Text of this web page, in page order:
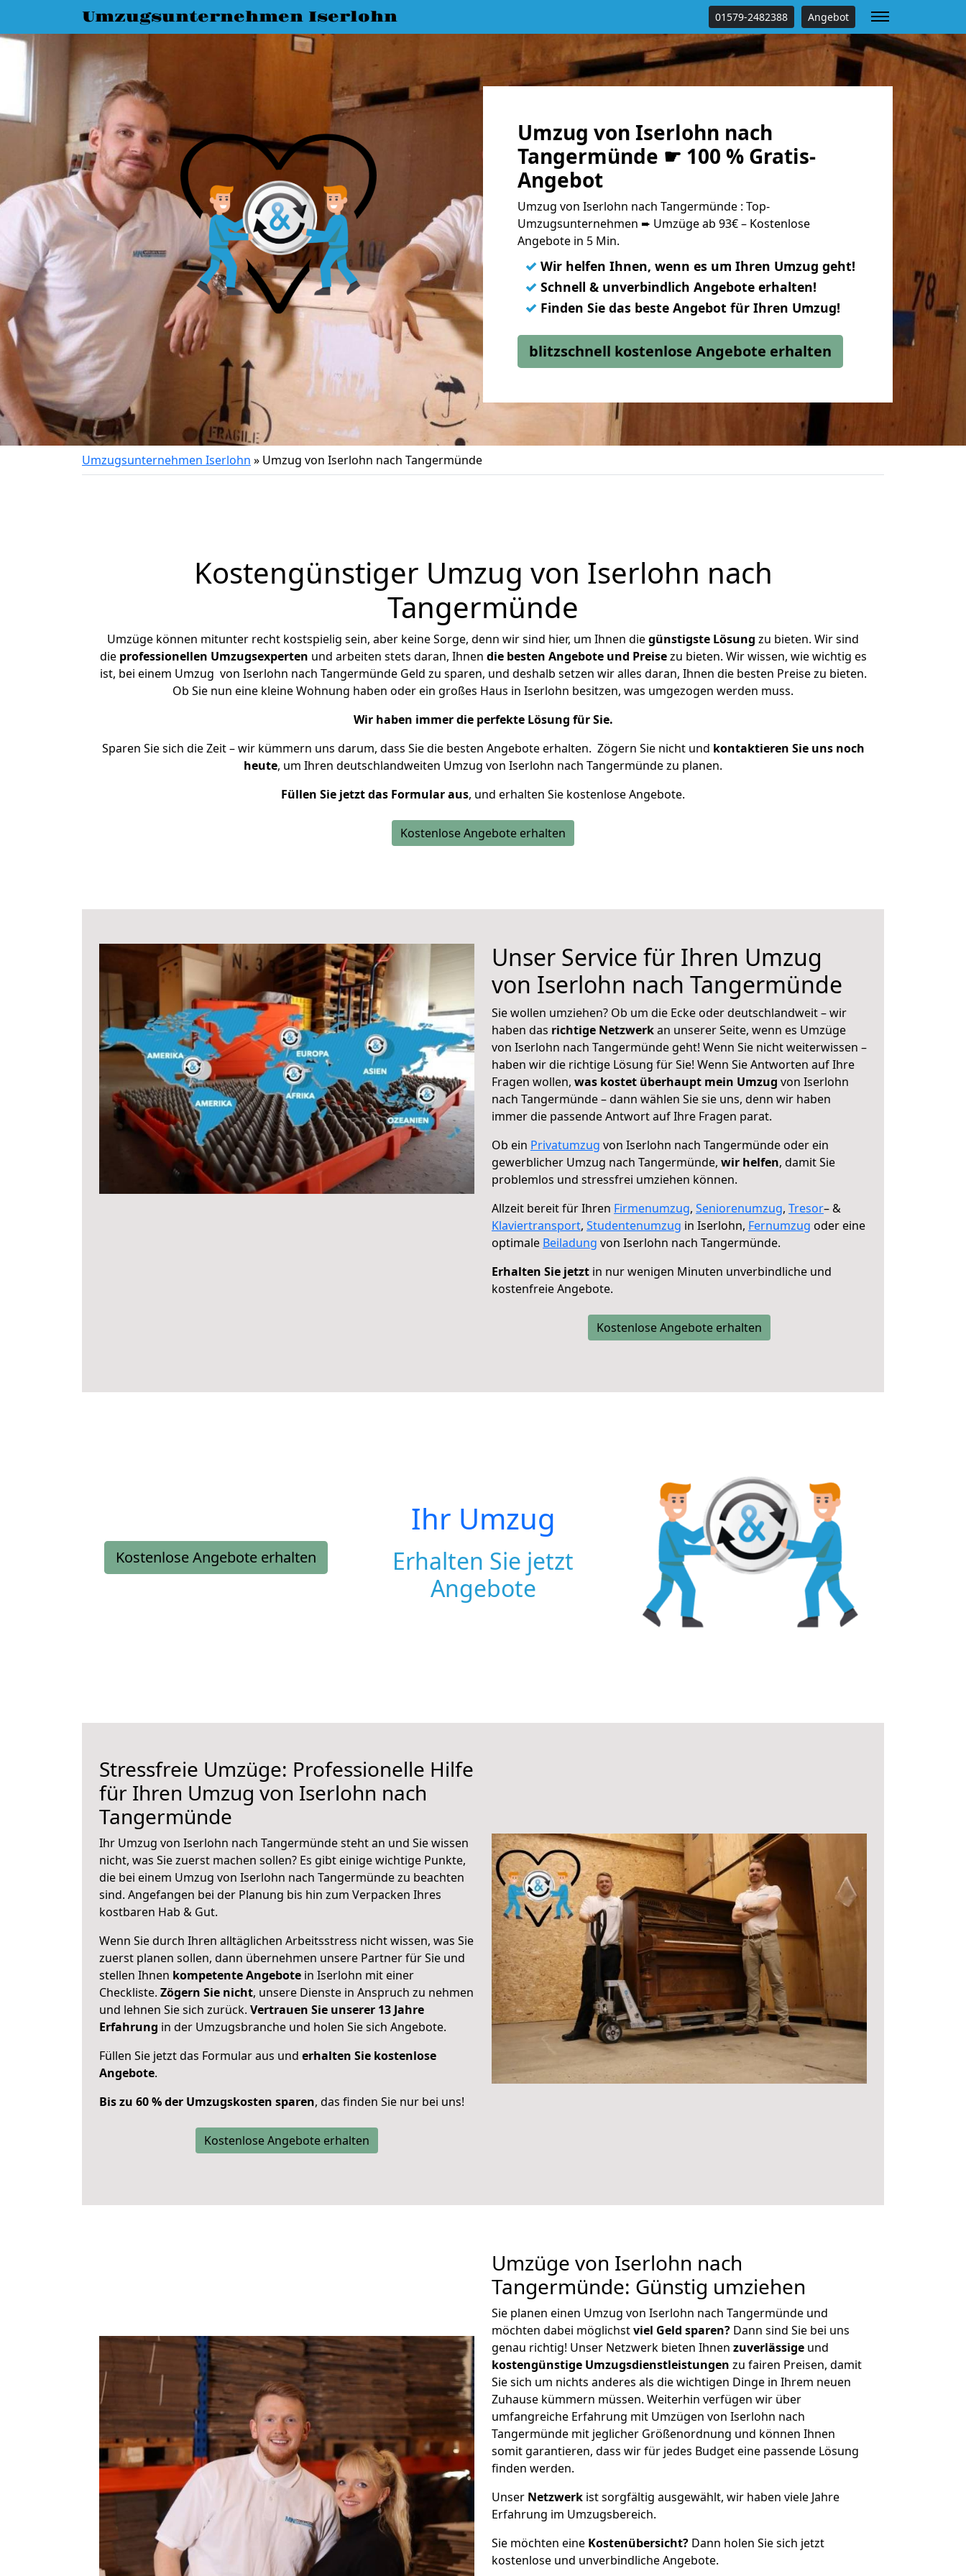
Umzugsunternehmen Iserlohn 01579-2482388 Angebot
Umzug von Iserlohn nach
Tangermünde ☛ 100 % Gratis-
Angebot
Umzug von Iserlohn nach Tangermünde : Top-
Umzugsunternehmen ➨ Umzüge ab 93€ – Kostenlose
Angebote in 5 Min.
✓ Wir helfen Ihnen, wenn es um Ihren Umzug geht!
✓ Schnell & unverbindlich Angebote erhalten!
✓ Finden Sie das beste Angebot für Ihren Umzug!
blitzschnell kostenlose Angebote erhalten
Umzugsunternehmen Iserlohn » Umzug von Iserlohn nach Tangermünde
Kostengünstiger Umzug von Iserlohn nach
Tangermünde
Umzüge können mitunter recht kostspielig sein, aber keine Sorge, denn wir sind hier, um Ihnen diegünstigste Lösung zu bieten. Wir sind
die professionellen Umzugsexperten und arbeiten stets daran, Ihnen die besten Angebote und Preisezu bieten. Wir wissen, wie wichtig es
ist, bei einem Umzug von Iserlohn nach Tangermünde Geld zu sparen, und deshalb setzen wir alles daran, Ihnen die besten Preise zu bieten.
Ob Sie nun eine kleine Wohnung haben oder ein großes Haus in Iserlohn besitzen, was umgezogen werden muss.
Wir haben immer die perfekte Lösung für Sie.
Sparen Sie sich die Zeit – wir kümmern uns darum, dass Sie die besten Angebote erhalten. Zögern Sie nicht und kontaktieren Sie uns noch
heute, um Ihren deutschlandweiten Umzug von Iserlohn nach Tangermünde zu planen.
Füllen Sie jetzt das Formular aus, und erhalten Sie kostenlose Angebote.
Kostenlose Angebote erhalten
Unser Service für Ihren Umzug
von Iserlohn nach Tangermünde
Sie wollen umziehen? Ob um die Ecke oder deutschlandweit – wir
haben das richtige Netzwerkan unserer Seite, wenn es Umzüge
von Iserlohn nach Tangermünde geht! Wenn Sie nicht weiterwissen –
haben wir die richtige Lösung für Sie! Wenn Sie Antworten auf Ihre
Fragen wollen, was kostet überhaupt mein Umzug von Iserlohn
nach Tangermünde – dann wählen Sie sie uns, denn wir haben
immer die passende Antwort auf Ihre Fragen parat.
Ob ein Privatumzug von Iserlohn nach Tangermünde oder ein
gewerblicher Umzug nach Tangermünde, wir helfen, damit Sie
problemlos und stressfrei umziehen können.
Allzeit bereit für Ihren Firmenumzug, Seniorenumzug, Tresor– &
Klaviertransport, Studentenumzug in Iserlohn, Fernumzug oder eine
optimale Beiladung von Iserlohn nach Tangermünde.
Erhalten Sie jetzt in nur wenigen Minuten unverbindliche und
kostenfreie Angebote.
Kostenlose Angebote erhalten
Kostenlose Angebote erhalten
Ihr Umzug
Erhalten Sie jetzt
Angebote
Stressfreie Umzüge: Professionelle Hilfe
für Ihren Umzug von Iserlohn nach
Tangermünde
Ihr Umzug von Iserlohn nach Tangermünde steht an und Sie wissen
nicht, was Sie zuerst machen sollen? Es gibt einige wichtige Punkte,
die bei einem Umzug von Iserlohn nach Tangermünde zu beachten
sind. Angefangen bei der Planung bis hin zum Verpacken Ihres
kostbaren Hab & Gut.
Wenn Sie durch Ihren alltäglichen Arbeitsstress nicht wissen, was Sie
zuerst planen sollen, dann übernehmen unsere Partner für Sie und
stellen Ihnen kompetente Angebote in Iserlohn mit einer
Checkliste. Zögern Sie nicht, unsere Dienste in Anspruch zu nehmen
und lehnen Sie sich zurück. Vertrauen Sie unserer 13 Jahre
Erfahrung in der Umzugsbranche und holen Sie sich Angebote.
Füllen Sie jetzt das Formular aus und erhalten Sie kostenlose
Angebote.
Bis zu 60 % der Umzugskosten sparen, das finden Sie nur bei uns!
Kostenlose Angebote erhalten
Umzüge von Iserlohn nach
Tangermünde: Günstig umziehen
Sie planen einen Umzug von Iserlohn nach Tangermünde und
möchten dabei möglichstviel Geld sparen? Dann sind Sie bei uns
genau richtig! Unser Netzwerk bieten Ihnen zuverlässige und
kostengünstige Umzugsdienstleistungen zu fairen Preisen, damit
Sie sich um nichts anderes als die wichtigen Dinge in Ihrem neuen
Zuhause kümmern müssen. Weiterhin verfügen wir über
umfangreiche Erfahrung mit Umzügen von Iserlohn nach
Tangermünde mit jeglicher Größenordnung und können Ihnen
somit garantieren, dass wir für jedes Budget eine passende Lösung
finden werden.
Unser Netzwerk ist sorgfältig ausgewählt, wir haben viele Jahre
Erfahrung im Umzugsbereich.
Sie möchten eine Kostenübersicht? Dann holen Sie sich jetzt
kostenlose und unverbindliche Angebote.